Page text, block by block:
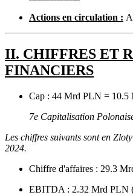
Actions en circulation :
II. CHIFFRES ET
FINANCIERS
Cap : 44 Mrd PLN = 10.5
7e Capitalisation
Les chiffres suivants sont en
2024.
Chiffre d'affaires : 29.3
EBITDA : 2.32 Mrd PLN